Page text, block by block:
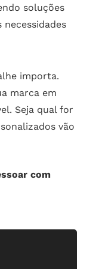
soluções
necessidades
importa.
marca em
Seja qual for
vão
com